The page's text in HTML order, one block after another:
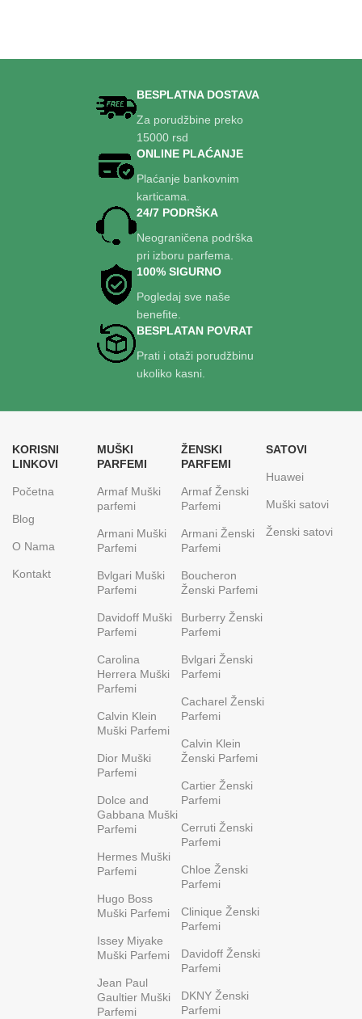
BESPLATNA DOSTAVA
Za porudžbine preko
15000 rsd
ONLINE PLAĆANJE
Plaćanje bankovnim
karticama.
24/7 PODRŠKA
Neograničena podrška
pri izboru parfema.
100% SIGURNO
Pogledaj sve naše
benefite.
BESPLATAN POVRAT
Prati i otaži porudžbinu
ukoliko kasni.
KORISNI
LINKOVI
Početna
Blog
O Nama
Kontakt
MUŠKI
PARFEMI
Armaf Muški
parfemi
Armani Muški
Parfemi
Bvlgari Muški
Parfemi
Davidoff Muški
Parfemi
Carolina
Herrera Muški
Parfemi
Calvin Klein
Muški Parfemi
Dior Muški
Parfemi
Dolce and
Gabbana Muški
Parfemi
Hermes Muški
Parfemi
Hugo Boss
Muški Parfemi
Issey Miyake
Muški Parfemi
Jean Paul
Gaultier Muški
Parfemi
ŽENSKI
PARFEMI
Armaf Ženski
Parfemi
Armani Ženski
Parfemi
Boucheron
Ženski Parfemi
Burberry Ženski
Parfemi
Bvlgari Ženski
Parfemi
Cacharel Ženski
Parfemi
Calvin Klein
Ženski Parfemi
Cartier Ženski
Parfemi
Cerruti Ženski
Parfemi
Chloe Ženski
Parfemi
Clinique Ženski
Parfemi
Davidoff Ženski
Parfemi
DKNY Ženski
Parfemi
SATOVI
Huawei
Muški satovi
Ženski satovi